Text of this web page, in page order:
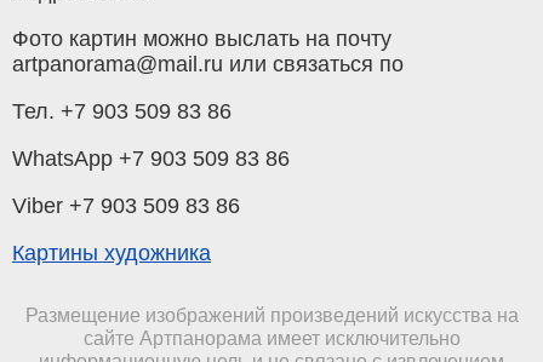
Фото картин можно выслать на почту
artpanorama@mail.ru или связаться по
Тел. +7 903 509 83 86
WhatsApp +7 903 509 83 86
Viber +7 903 509 83 86
Картины художника
Размещение изображений произведений искусства на
сайте Артпанорама имеет исключительно